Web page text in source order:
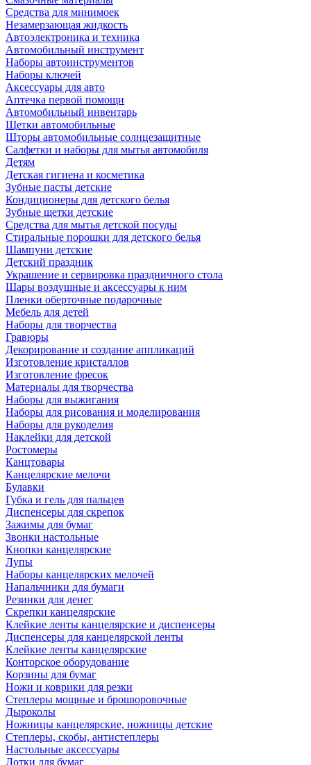
Средства для минимоек
Незамерзающая жидкость
Автоэлектроника и техника
Автомобильный инструмент
Наборы автоинструментов
Наборы ключей
Аксессуары для авто
Аптечка первой помощи
Автомобильный инвентарь
Щетки автомобильные
Шторы автомобильные солнцезащитные
Салфетки и наборы для мытья автомобиля
Детям
Детская гигиена и косметика
Зубные пасты детские
Кондиционеры для детского белья
Зубные щетки детские
Средства для мытья детской посуды
Стиральные порошки для детского белья
Шампуни детские
Детский праздник
Украшение и сервировка праздничного стола
Шары воздушные и аксессуары к ним
Пленки оберточные подарочные
Мебель для детей
Наборы для творчества
Гравюры
Декорирование и создание аппликаций
Изготовление кристаллов
Изготовление фресок
Материалы для творчества
Наборы для выжигания
Наборы для рисования и моделирования
Наборы для рукоделия
Наклейки для детской
Ростомеры
Канцтовары
Канцелярские мелочи
Булавки
Губка и гель для пальцев
Диспенсеры для скрепок
Зажимы для бумаг
Звонки настольные
Кнопки канцелярские
Лупы
Наборы канцелярских мелочей
Напальчники для бумаги
Резинки для денег
Скрепки канцелярские
Клейкие ленты канцелярские и диспенсеры
Диспенсеры для канцелярской ленты
Клейкие ленты канцелярские
Конторское оборудование
Корзины для бумаг
Ножи и коврики для резки
Степлеры мощные и брошюровочные
Дыроколы
Ножницы канцелярские, ножницы детские
Степлеры, скобы, антистеплеры
Настольные аксессуары
Лотки для бумаг